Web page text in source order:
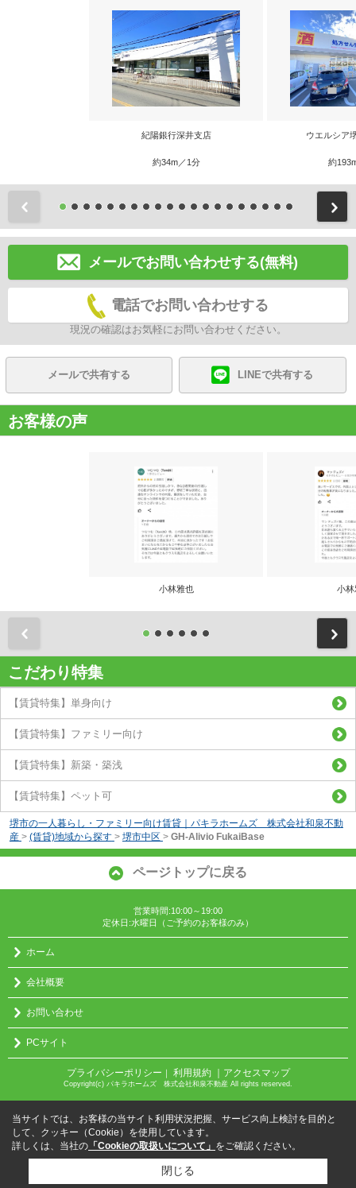
紀陽銀行深井支店
約34m／1分
ウエルシア
約
メールでお問い合わせする(無料)
電話でお問い合わせする
現況の確認はお気軽にお問い合わせください。
メールで共有する LINEで共有する
お客様の声
小林雅也 小林
こだわり特集
【賃貸特集】単身向け
【賃貸特集】ファミリー向け
【賃貸特集】新築・築浅
【賃貸特集】ペット可
堺市の一人暮らし・ファミリー向け賃貸｜パキラホームズ 株式会社和泉不動
産 > (賃貸)地域から探す > 堺市中区 > GH-Alivio FukaiBase
ページトップに戻る
営業時間:10:00～19:00
定休日:水曜日（ご予約のお客様のみ）
ホーム
会社概要
お問い合わせ
PCサイト
プライバシーポリシー 利用規約 ｜アクセスマップ
Copyright(c) パキラホームズ 株式会社和泉不動産 All rights reserved.
当サイトでは、お客様の当サイト利用状況把握、サービス向上検討を目的と
して、クッキー（Cookie）を使用しています。
詳しくは、当社の 「Cookieの取扱いについて」 をご確認ください。
閉じる